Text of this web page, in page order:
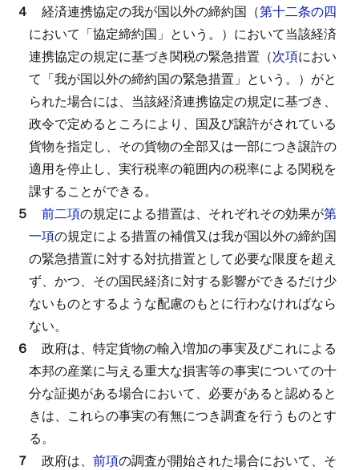
４
経済連携協定の我が国以外の締約国（第十二条の四
において「協定締約国」という。）において当該経済
連携協定の規定に基づき関税の緊急措置（次項におい
て「我が国以外の締約国の緊急措置」という。）がと
られた場合には、当該経済連携協定の規定に基づき、
政令で定めるところにより、国及び譲許がされている
貨物を指定し、その貨物の全部又は一部につき譲許の
適用を停止し、実行税率の範囲内の税率による関税を
課することができる。
５
前二項の規定による措置は、それぞれその効果が第
一項の規定による措置の補償又は我が国以外の締約国
の緊急措置に対する対抗措置として必要な限度を超え
ず、かつ、その国民経済に対する影響ができるだけ少
ないものとするような配慮のもとに行わなければなら
ない。
６
政府は、特定貨物の輸入増加の事実及びこれによる
本邦の産業に与える重大な損害等の事実についての十
分な証拠がある場合において、必要があると認めると
きは、これらの事実の有無につき調査を行うものとす
る。
７
政府は、 前項の調査が開始された場合において、そ